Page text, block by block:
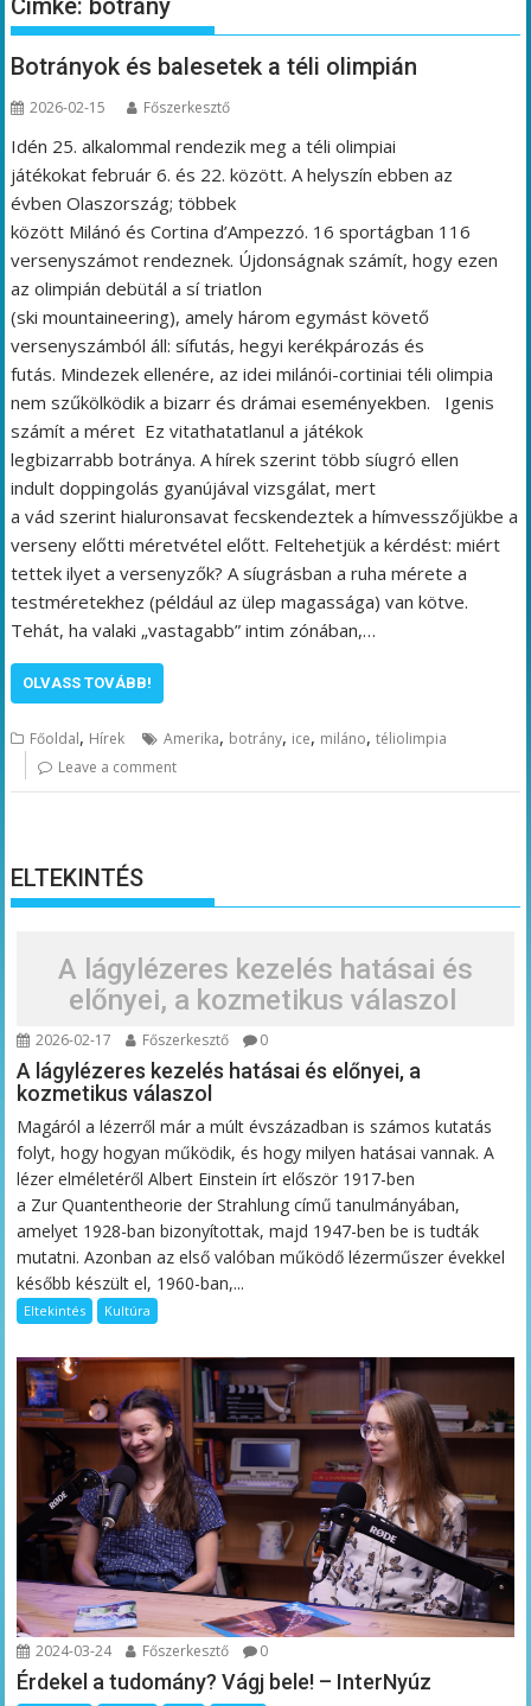
Címke: botrány
Botrányok és balesetek a téli olimpián
2026-02-15 Főszerkesztő
Idén 25. alkalommal rendezik meg a téli olimpiai
játékokat február 6. és 22. között. A helyszín ebben az
évben Olaszország; többek
között Milánó és Cortina d’Ampezzó. 16 sportágban 116
versenyszámot rendeznek. Újdonságnak számít, hogy ezen
az olimpián debütál a sí triatlon
(ski mountaineering), amely három egymást követő
versenyszámból áll: sífutás, hegyi kerékpározás és
futás. Mindezek ellenére, az idei milánói-cortiniai téli olimpia
nem szűkölködik a bizarr és drámai eseményekben. Igenis
számít a méret Ez vitathatatlanul a játékok
legbizarrabb botránya. A hírek szerint több síugró ellen
indult doppingolás gyanújával vizsgálat, mert
a vád szerint hialuronsavat fecskendeztek a hímvesszőjükbe a
verseny előtti méretvétel előtt. Feltehetjük a kérdést: miért
tettek ilyet a versenyzők? A síugrásban a ruha mérete a
testméretekhez (például az ülep magassága) van kötve.
Tehát, ha valaki „vastagabb” intim zónában,…
OLVASS TOVÁBB!
Főoldal, Hírek Amerika, botrány, ice, miláno,téliolimpia
Leave a comment
ELTEKINTÉS
A lágylézeres kezelés hatásai és
előnyei, a kozmetikus válaszol
2026-02-17 Főszerkesztő 0
A lágylézeres kezelés hatásai és előnyei, a
kozmetikus válaszol
Magáról a lézerről már a múlt évszázadban is számos kutatás
folyt, hogy hogyan működik, és hogy milyen hatásai vannak. A
lézer elméletéről Albert Einstein írt először 1917-ben
a Zur Quantentheorie der Strahlung című tanulmányában,
amelyet 1928-ban bizonyítottak, majd 1947-ben be is tudták
mutatni. Azonban az első valóban működő lézerműszer évekkel
később készült el, 1960-ban,...
Eltekintés Kultúra
2024-03-24 Főszerkesztő 0
Érdekel a tudomány? Vágj bele! – InterNyúz